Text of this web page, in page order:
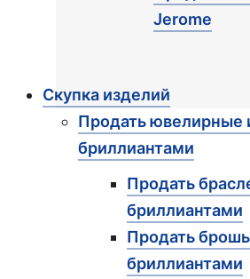
Jerome
Скупка изделий
Продать ювелирные
бриллиантами
Продать
бриллиантами
Продать
бриллиантами